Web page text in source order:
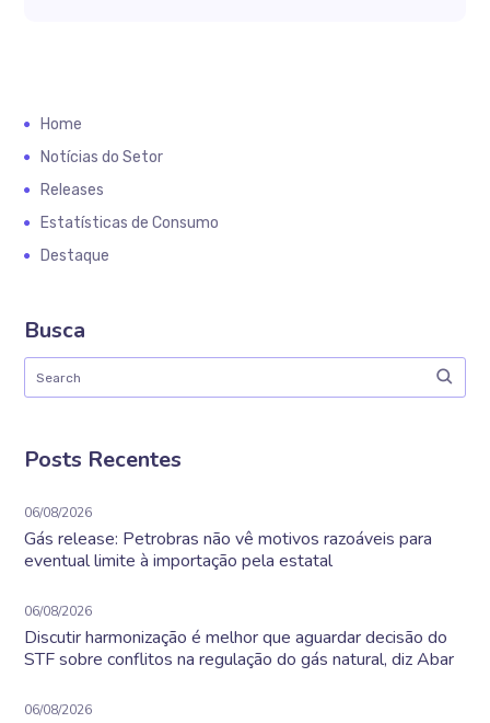
Home
Notícias do Setor
Releases
Estatísticas de Consumo
Destaque
Busca
Posts Recentes
06/08/2026
Gás release: Petrobras não vê motivos razoáveis para
eventual limite à importação pela estatal
06/08/2026
Discutir harmonização é melhor que aguardar decisão do
STF sobre conflitos na regulação do gás natural, diz Abar
06/08/2026